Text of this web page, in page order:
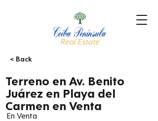
< Back
Terreno en Av. Benito
Juárez en Playa del
Carmen en Venta
En Venta